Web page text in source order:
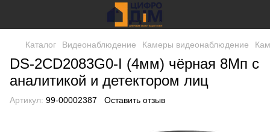
Каталог Видеонаблюдение Камеры видеонаблюдение
DS-2CD2083G0-I (4мм) чёрная 8Мп с
аналитикой и детектором лиц
Артикул: 99-00002387 Оставить отзыв